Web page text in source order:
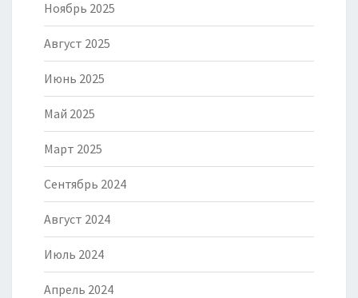
Ноябрь 2025
Август 2025
Июнь 2025
Май 2025
Март 2025
Сентябрь 2024
Август 2024
Июль 2024
Апрель 2024